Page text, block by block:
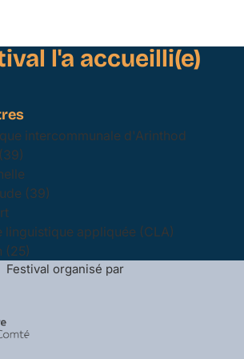
l'a accueilli(e)
intercommunale d'Arinthod
(39)
linguistique appliquée (CLA)
(25)
Festival organisé par